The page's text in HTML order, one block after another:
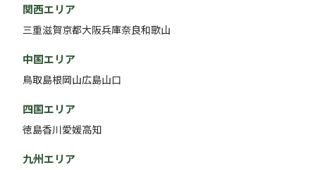
関西エリア
三重滋賀京都大阪兵庫奈良和歌山
中国エリア
鳥取島根岡山広島山口
四国エリア
徳島香川愛媛高知
九州エリア